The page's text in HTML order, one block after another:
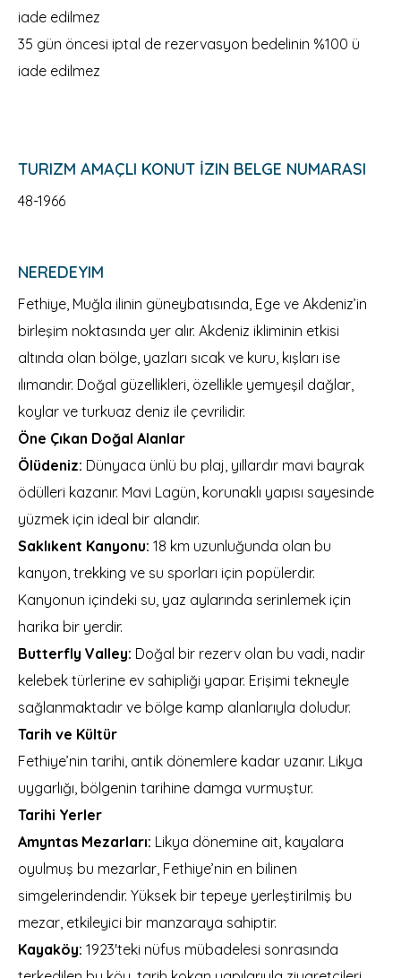
iade edilmez
35 gün öncesi iptal de rezervasyon bedelinin %100 ü
iade edilmez
TURIZM AMAÇLI KONUT İZIN BELGE NUMARASI
48-1966
NEREDEYIM
Fethiye, Muğla ilinin güneybatısında, Ege ve Akdeniz’in
birleşim noktasında yer alır. Akdeniz ikliminin etkisi
altında olan bölge, yazları sıcak ve kuru, kışları ise
ılımandır. Doğal güzellikleri, özellikle yemyeşil dağlar,
koylar ve turkuaz deniz ile çevrilidir.
Öne Çıkan Doğal Alanlar
Ölüdeniz: Dünyaca ünlü bu plaj, yıllardır mavi bayrak
ödülleri kazanır. Mavi Lagün, korunaklı yapısı sayesinde
yüzmek için ideal bir alandır.
Saklıkent Kanyonu: 18 km uzunluğunda olan bu
kanyon, trekking ve su sporları için popülerdir.
Kanyonun içindeki su, yaz aylarında serinlemek için
harika bir yerdir.
Butterfly Valley: Doğal bir rezerv olan bu vadi, nadir
kelebek türlerine ev sahipliği yapar. Erişimi tekneyle
sağlanmaktadır ve bölge kamp alanlarıyla doludur.
Tarih ve Kültür
Fethiye’nin tarihi, antik dönemlere kadar uzanır. Likya
uygarlığı, bölgenin tarihine damga vurmuştur.
Tarihi Yerler
Amyntas Mezarları: Likya dönemine ait, kayalara
oyulmuş bu mezarlar, Fethiye’nin en bilinen
simgelerindendir. Yüksek bir tepeye yerleştirilmiş bu
mezar, etkileyici bir manzaraya sahiptir.
Kayaköy: 1923'teki nüfus mübadelesi sonrasında